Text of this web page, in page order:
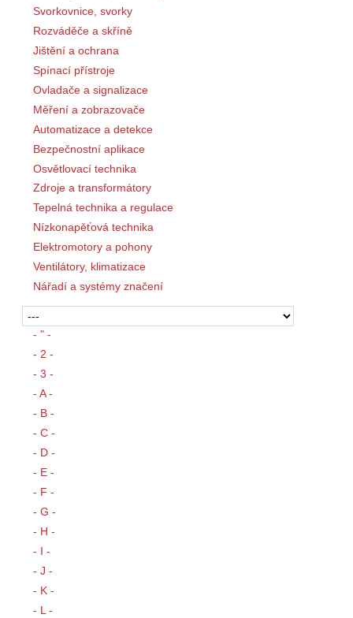
Svorkovnice, svorky
Rozváděče a skříně
Jištění a ochrana
Spínací přístroje
Ovladače a signalizace
Měření a zobrazovače
Automatizace a detekce
Bezpečnostní aplikace
Osvětlovací technika
Zdroje a transformátory
Tepelná technika a regulace
Nízkonapěťová technika
Elektromotory a pohony
Ventilátory, klimatizace
Nářadí a systémy značení
- " -
- 2 -
- 3 -
- A -
- B -
- C -
- D -
- E -
- F -
- G -
- H -
- I -
- J -
- K -
- L -